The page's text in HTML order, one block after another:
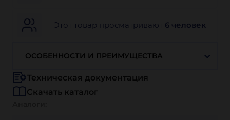
Этот товар просматривают 6 человек
ОСОБЕННОСТИ И ПРЕИМУЩЕСТВА
Техническая документация
Скачать каталог